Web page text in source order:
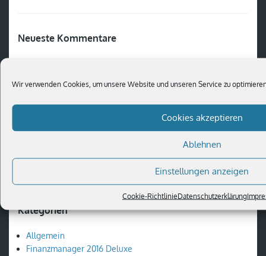
Wir verwenden Cookies, um unsere Website und unseren Service zu
Cookies akzeptieren
Ablehnen
Einstellungen anzeigen
Cookie-RichtlinieDatenschutzerklärung
Neueste Kommentare
Kategorien
Allgemein
Finanzmanager 2016 Deluxe